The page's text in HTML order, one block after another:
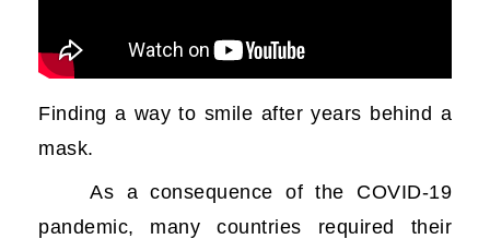
Finding a way to smile after years behind a
mask.
As a consequence of the COVID-19
pandemic, many countries required their